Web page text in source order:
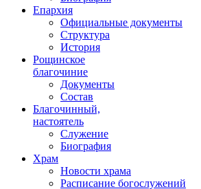
Епархия
Официальные документы
Структура
История
Рощинское
благочиние
Документы
Состав
Благочинный,
настоятель
Служение
Биография
Храм
Новости храма
Расписание богослужений